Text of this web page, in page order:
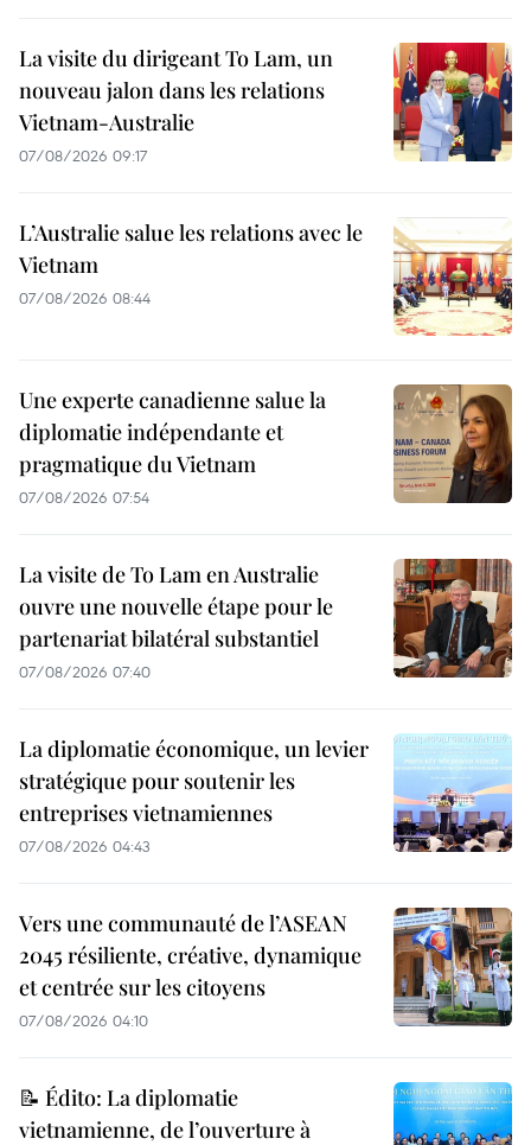
La visite du dirigeant To Lam, un
nouveau jalon dans les relations
Vietnam-Australie
07/08/2026 09:17
L’Australie salue les relations avec le
Vietnam
07/08/2026 08:44
Une experte canadienne salue la
diplomatie indépendante et
pragmatique du Vietnam
07/08/2026 07:54
La visite de To Lam en Australie
ouvre une nouvelle étape pour le
partenariat bilatéral substantiel
07/08/2026 07:40
La diplomatie économique, un levier
stratégique pour soutenir les
entreprises vietnamiennes
07/08/2026 04:43
Vers une communauté de l’ASEAN
2045 résiliente, créative, dynamique
et centrée sur les citoyens
07/08/2026 04:10
📝 Édito: La diplomatie
vietnamienne, de l’ouverture à